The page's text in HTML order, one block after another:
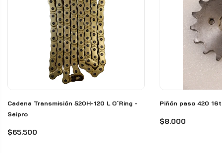
Cadena Transmisión 520H-120 L O´Ring -
Seipro
$65.500
Piñón paso 420 16t
$8.000